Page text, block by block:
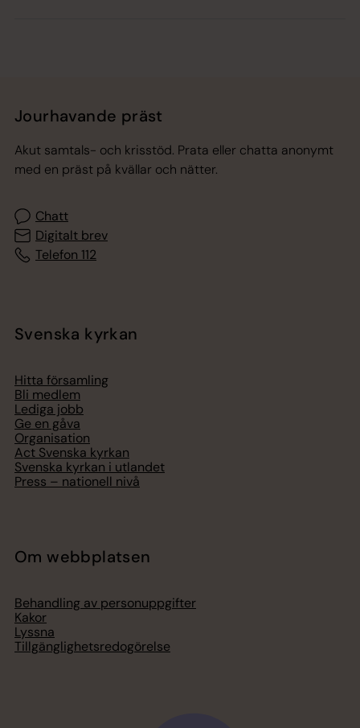
Jourhavande präst
Akut samtals- och krisstöd. Prata eller chatta anonymt
med en präst på kvällar och nätter.
Chatt
Digitalt brev
Telefon 112
Svenska kyrkan
Hitta församling
Bli medlem
Lediga jobb
Ge en gåva
Organisation
Act Svenska kyrkan
Svenska kyrkan i utlandet
Press – nationell nivå
Om webbplatsen
Behandling av personuppgifter
Kakor
Lyssna
Tillgänglighetsredogörelse